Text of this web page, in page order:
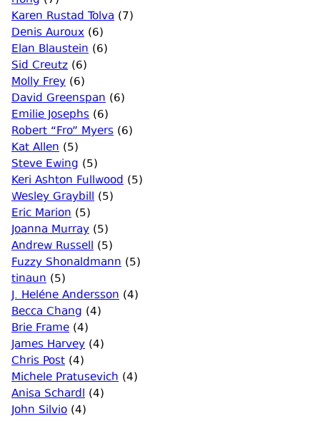
Karen Rustad Tolva (7)
Denis Auroux (6)
Elan Blaustein (6)
Sid Creutz (6)
Molly Frey (6)
David Greenspan (6)
Emilie Josephs (6)
Robert “Fro” Myers (6)
Kat Allen (5)
Steve Ewing (5)
Keri Ashton Fullwood (5)
Wesley Graybill (5)
Eric Marion (5)
Joanna Murray (5)
Andrew Russell (5)
Fuzzy Shonaldmann (5)
tinaun (5)
J. Heléne Andersson (4)
Becca Chang (4)
Brie Frame (4)
James Harvey (4)
Chris Post (4)
Michele Pratusevich (4)
Anisa Schardl (4)
John Silvio (4)